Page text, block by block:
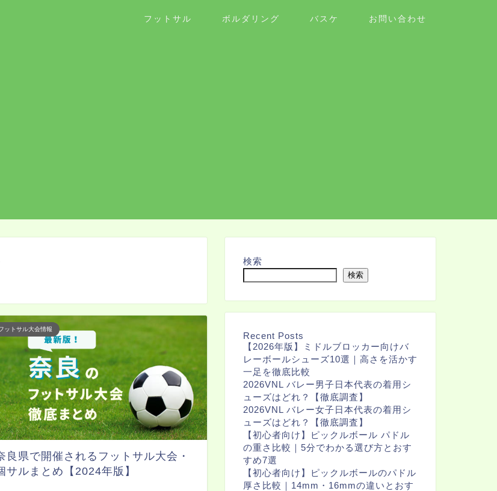
フットサル ボルダリング バスケ お問い合わせ
ットサル大会情報
良県で開催されるフットサル大会・
サルまとめ【2024年版】
検索
検索
Recent Posts
【2026年版】ミドルブロッカー向けバ
レーボールシューズ10選｜高さを活かす
一足を徹底比較
2026VNL バレー男子日本代表の着用シ
ューズはどれ？【徹底調査】
2026VNL バレー女子日本代表の着用シ
ューズはどれ？【徹底調査】
【初心者向け】ピックルボール パドル
の重さ比較｜5分でわかる選び方とおす
すめ7選
【初心者向け】ピックルボールのパドル
厚さ比較｜14mm・16mmの違いとおす